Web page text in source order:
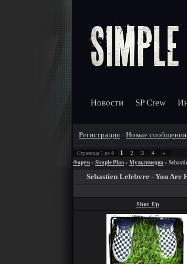
Новости SP Crew
Регистрация · Новые сообщения
Страница 1 из 4 1 2 3 4
»
Форум » Simple Plan » Мультимедиа »
Sebastien Lefebvre - You Are
Shut_Up